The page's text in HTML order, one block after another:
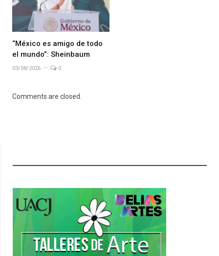
“México es amigo de todo
el mundo”: Sheinbaum
03/08/2026 0
Comments are closed.